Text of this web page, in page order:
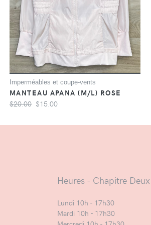
Imperméables et coupe-vents
MANTEAU APANA (M/L) ROSE
$20.00 $15.00
Heures - Chapitre Deux
Lundi 10h - 17h30
Mardi 10h - 17h30